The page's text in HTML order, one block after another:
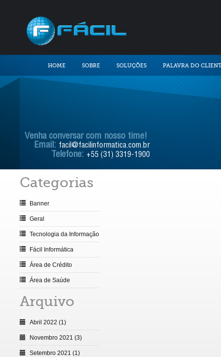
HOME SOBRE SOLUÇÕES PALAVRA DO
Venha conversar com nosso time!
Email: facil@facilinformatica.com.br
Telefone: +55 (31) 3319-1900
Categorias
Banner
Geral
Tecnologia da Informação
Fácil Informática
Área de Crédito
Área de Saúde
Arquivo
Abril 2022 (1)
Novembro 2021 (3)
Setembro 2021 (1)